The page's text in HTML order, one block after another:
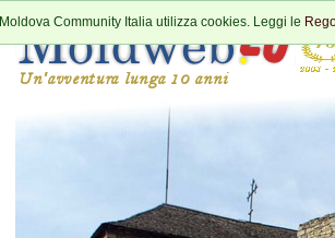
Moldova Community Italia utilizza cookies. Leggi le